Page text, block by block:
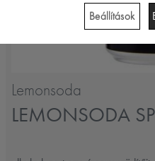
Lemonsoda
LEMONSODA
Beállítások